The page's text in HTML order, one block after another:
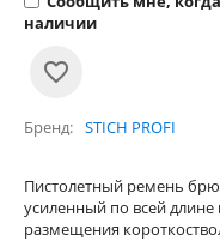
наличии
Бренд STICH PROFI
Пистолетный ремень
усиленный по всей
размещения